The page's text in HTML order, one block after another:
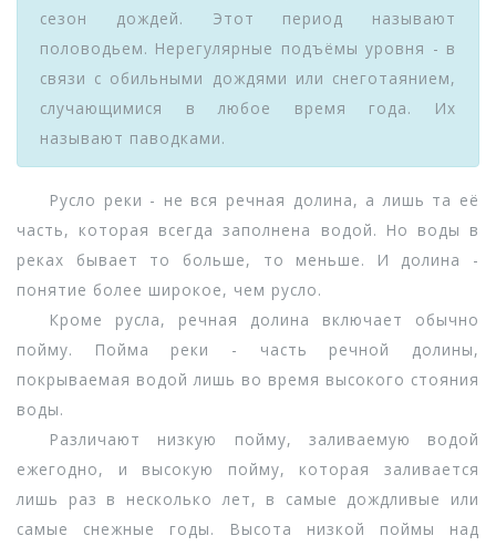
сезон дождей. Этот период называют
половодьем. Нерегулярные подъёмы уровня - в
связи с обильными дождями или снеготаянием,
случающимися в любое время года. Их
называют паводками.
Русло реки - не вся речная долина, а лишь та её
часть, которая всегда заполнена водой. Но воды в
реках бывает то больше, то меньше. И долина -
понятие более широкое, чем русло.
Кроме русла, речная долина включает обычно
пойму. Пойма реки - часть речной долины,
покрываемая водой лишь во время высокого стояния
воды.
Различают низкую пойму, заливаемую водой
ежегодно, и высокую пойму, которая заливается
лишь раз в несколько лет, в самые дождливые или
самые снежные годы. Высота низкой поймы над